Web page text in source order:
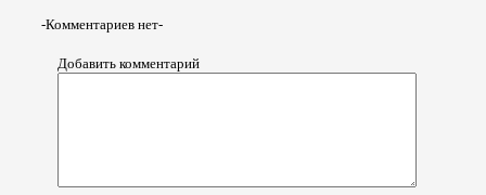
-Комментариев нет-
Добавить комментарий